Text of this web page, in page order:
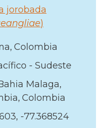
jorobada
)
Colombia
- Sudeste
Malaga,
Colombia
-77.368524